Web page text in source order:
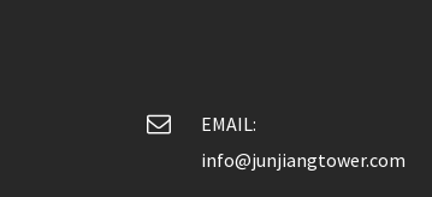
EMAIL:
info@junjiangtower.com